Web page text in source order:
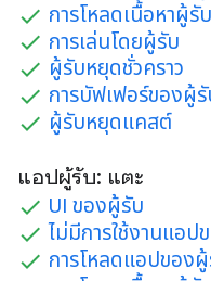
การโหลดเนื้อหาผู้รับ
การเล่นโดยผู้รับ
ผู้รับหยุดชั่วคราว
การบัฟเฟอร์ของผู้
ผู้รับหยุดแคสต์
แอปผู้รับ: แตะ
UI ของผู้รับ
ไม่มีการใช้งานแอป
การโหลดแอปของ